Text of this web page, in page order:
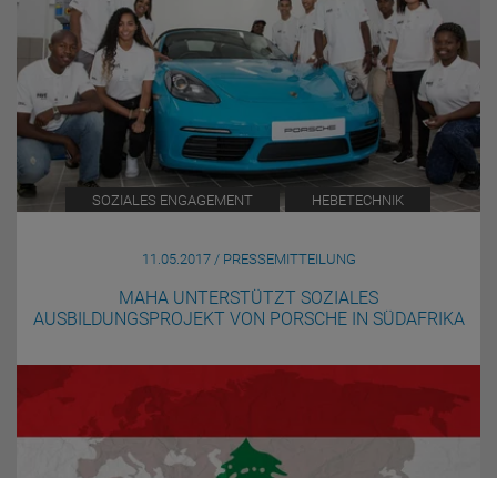
SOZIALES ENGAGEMENT HEBETECHNIK
11.05.2017 / PRESSEMITTEILUNG
MAHA UNTERSTÜTZT SOZIALES
AUSBILDUNGSPROJEKT VON PORSCHE IN SÜDAFRIKA